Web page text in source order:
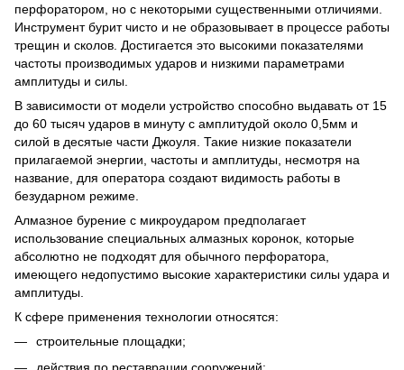
перфоратором, но с некоторыми существенными отличиями.
Инструмент бурит чисто и не образовывает в процессе работы
трещин и сколов. Достигается это высокими показателями
частоты производимых ударов и низкими параметрами
амплитуды и силы.
В зависимости от модели устройство способно выдавать от 15
до 60 тысяч ударов в минуту с амплитудой около 0,5мм и
силой в десятые части Джоуля. Такие низкие показатели
прилагаемой энергии, частоты и амплитуды, несмотря на
название, для оператора создают видимость работы в
безударном режиме.
Алмазное бурение с микроударом предполагает
использование специальных алмазных коронок, которые
абсолютно не подходят для обычного перфоратора,
имеющего недопустимо высокие характеристики силы удара и
амплитуды.
К сфере применения технологии относятся:
строительные площадки;
действия по реставрации сооружений;